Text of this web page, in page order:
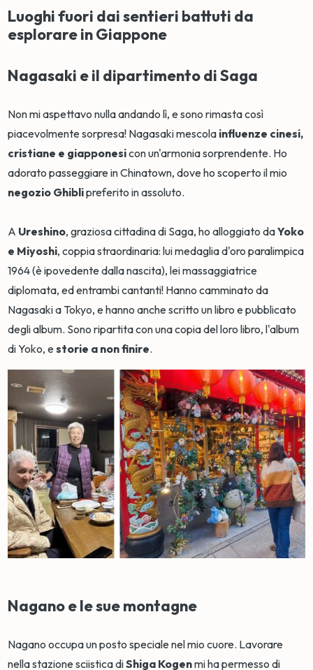
Luoghi fuori dai sentieri battuti da
esplorare in Giappone
Nagasaki e il dipartimento di Saga
Non mi aspettavo nulla andando lì, e sono rimasta così
piacevolmente sorpresa! Nagasaki mescola influenze cinesi,
cristiane e giapponesicon un'armonia sorprendente. Ho
adorato passeggiare in Chinatown, dove ho scoperto il mio
negozio Ghiblipreferito in assoluto.
A Ureshino, graziosa cittadina di Saga, ho alloggiato daYoko
e Miyoshi, coppia straordinaria: lui medaglia d'oro paralimpica
1964 (è ipovedente dalla nascita), lei massaggiatrice
diplomata, ed entrambi cantanti! Hanno camminato da
Nagasaki a Tokyo, e hanno anche scritto un libro e pubblicato
degli album. Sono ripartita con una copia del loro libro, l'album
di Yoko, estorie a non finire.
Nagano e le sue montagne
Nagano occupa un posto speciale nel mio cuore. Lavorare
nella stazione sciistica diShiga Kogenmi ha permesso di